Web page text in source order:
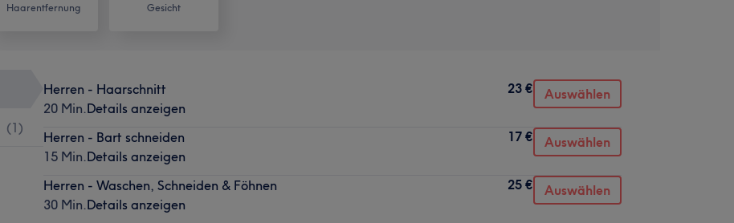
Haarentfernung Gesicht
(1)
Herren - Haarschnitt
20 Min.Details anzeigen
23 € Auswählen
Herren - Bart schneiden
15 Min.Details anzeigen
17 € Auswählen
Herren - Waschen, Schneiden & Föhnen
30 Min.Details anzeigen
25 € Auswählen